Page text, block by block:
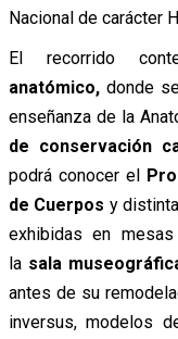
Nacional de carácter
El recorrido
anatómico,donde
enseñanza de la
de conservación
podrá conocer el
de Cuerpos y
exhibidas en
la sala
antes de su
inversus, modelos